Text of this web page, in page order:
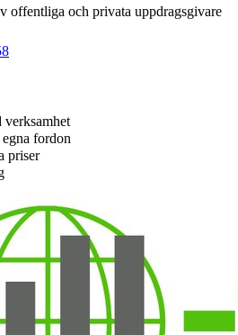
offentliga och privata uppdragsgivare
fordon
priser